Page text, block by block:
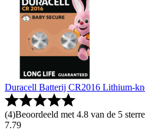
Duracell Batterij CR2016 Lithium-
(4)Beoordeeld met 4.8 van de 5
7.79